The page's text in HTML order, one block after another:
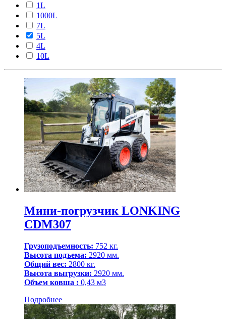
1L
1000L
7L
5L
4L
10L
Мини-погрузчик LONKING
CDM307
Грузоподъемность: 752 кг.
Высота подъема: 2920 мм.
Общий вес: 2800 кг.
Высота выгрузки: 2920 мм.
Объем ковша : 0,43 м3
Подробнее